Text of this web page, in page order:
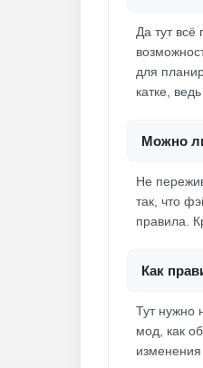
Да тут всё
для
катке,
Можно
Не
так, что
правила.
Как
Тут нужно
мод, как